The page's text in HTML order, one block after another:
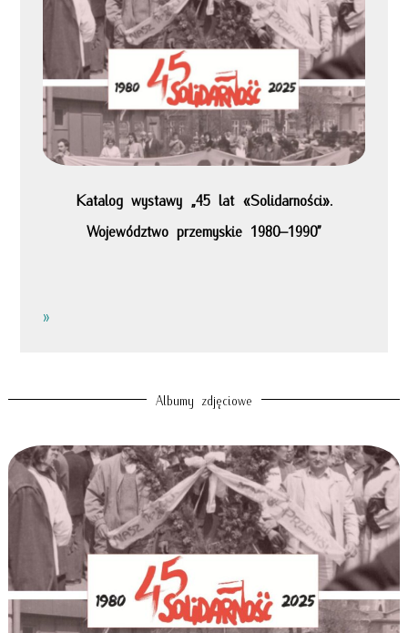
Katalog wystawy „45 lat «Solidarności».
Województwo przemyskie 1980–1990”
»
Albumy zdjęciowe